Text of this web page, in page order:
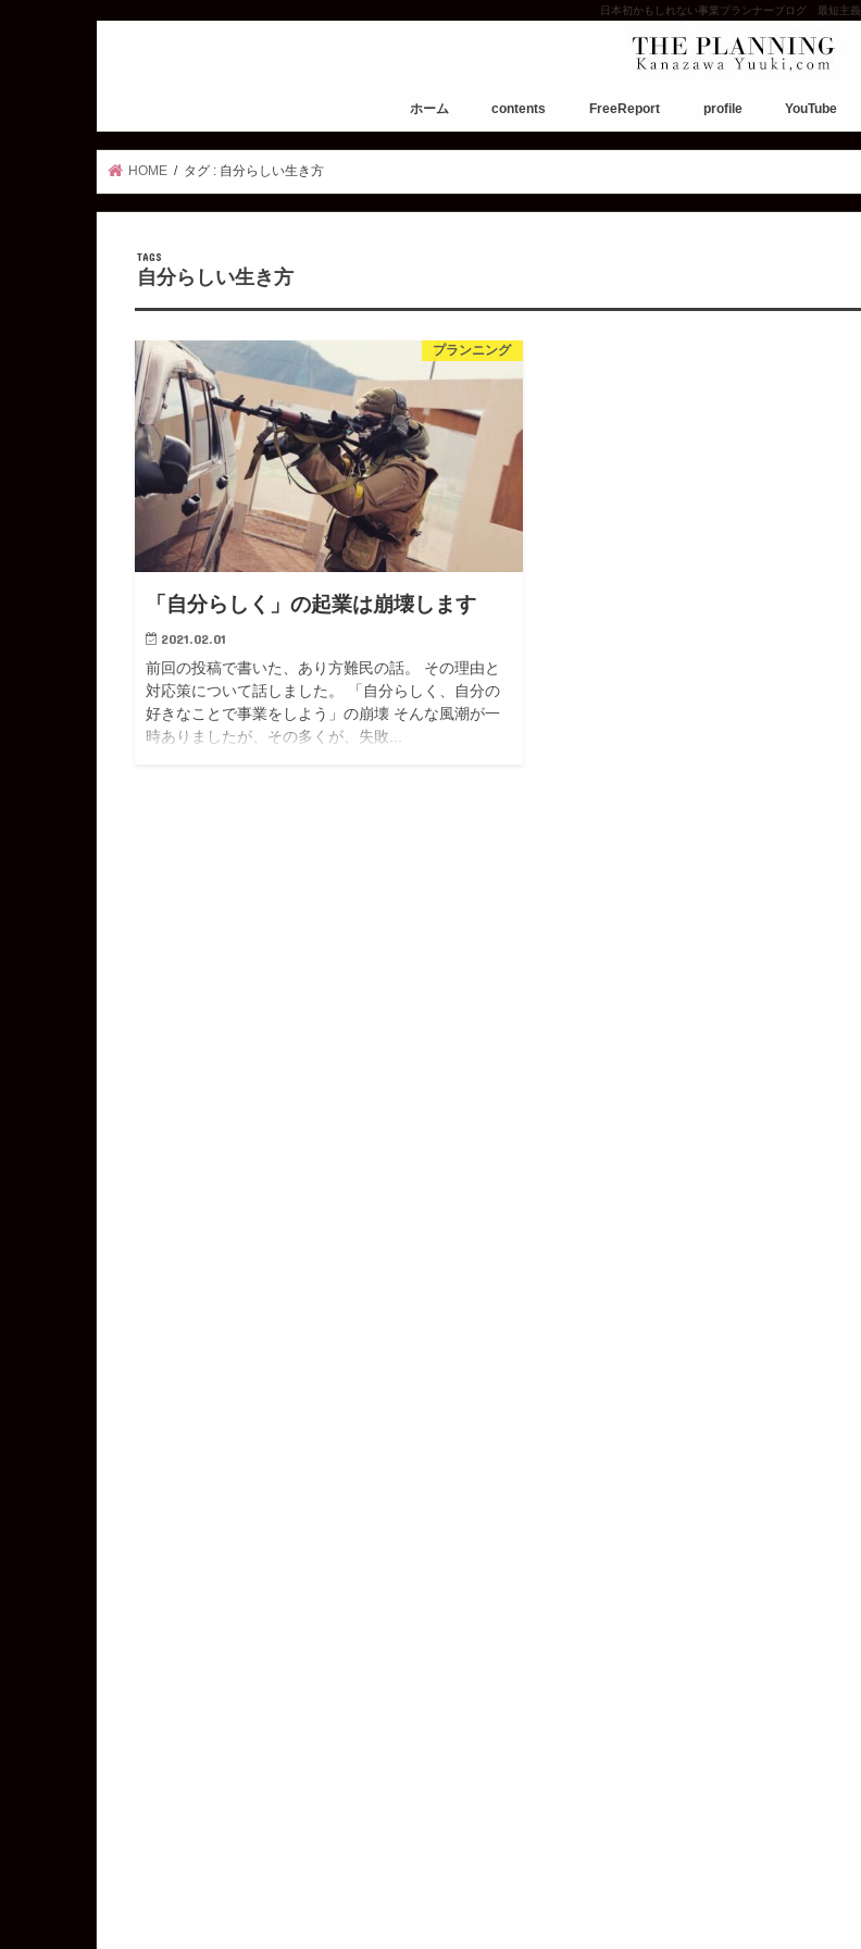
日本初かもしれない事業プランナーブログ 最短主義
ホーム contents
お願い。ご相談について。
FreeReport profile YouTube
HOME タグ : 自分らしい生き方
自分らしい生き方
プランニング
「自分らしく」の起業は崩壊します
2021.02.01
前回の投稿で書いた、あり方難民の話。 その理由と
対応策について話しました。 「自分らしく、自分の
好きなことで事業をしよう」の崩壊 そんな風潮が一
時ありましたが、その多くが、失敗...